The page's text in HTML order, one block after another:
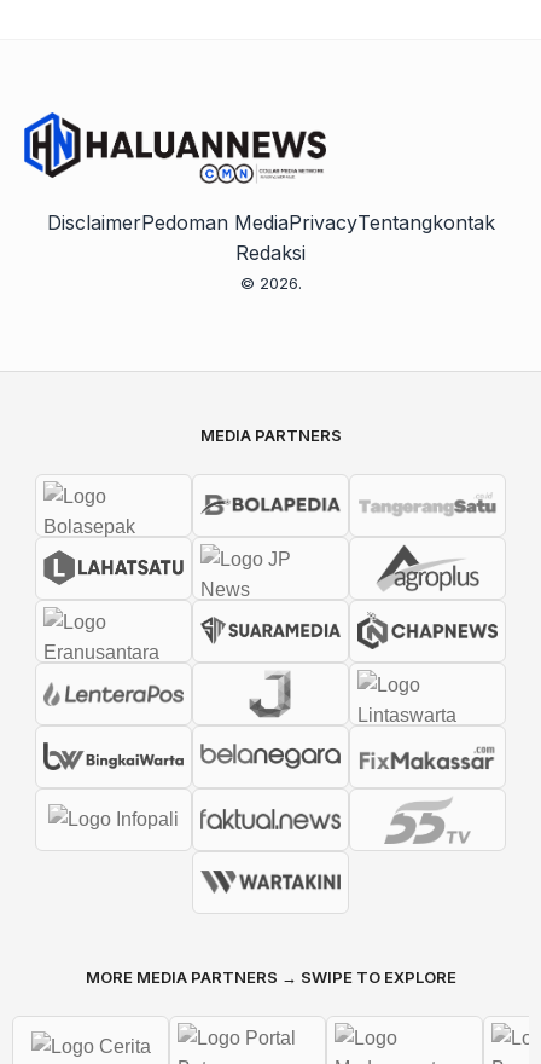
DisclaimerPedoman MediaPrivacyTentangkontak
Redaksi
© 2026.
MEDIA PARTNERS
MORE MEDIA PARTNERS → SWIPE TO EXPLORE